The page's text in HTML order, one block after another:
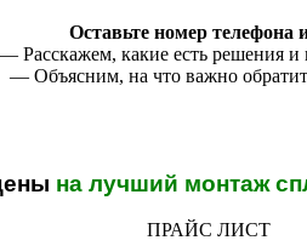
Оставьте номер телефона
— Расскажем, какие есть решения и
— Объясним, на что важно
на лучший монтаж
ПРАЙС ЛИСТ